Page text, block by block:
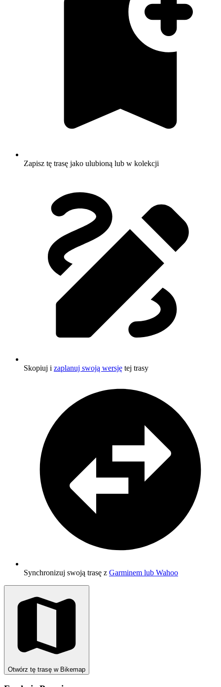
Zapisz tę trasę jako ulubioną lub w kolekcji
Skopiuj i zaplanuj swoją wersję tej trasy
Synchronizuj swoją trasę z Garminem lub Wahoo
Otwórz tę trasę w Bikemap